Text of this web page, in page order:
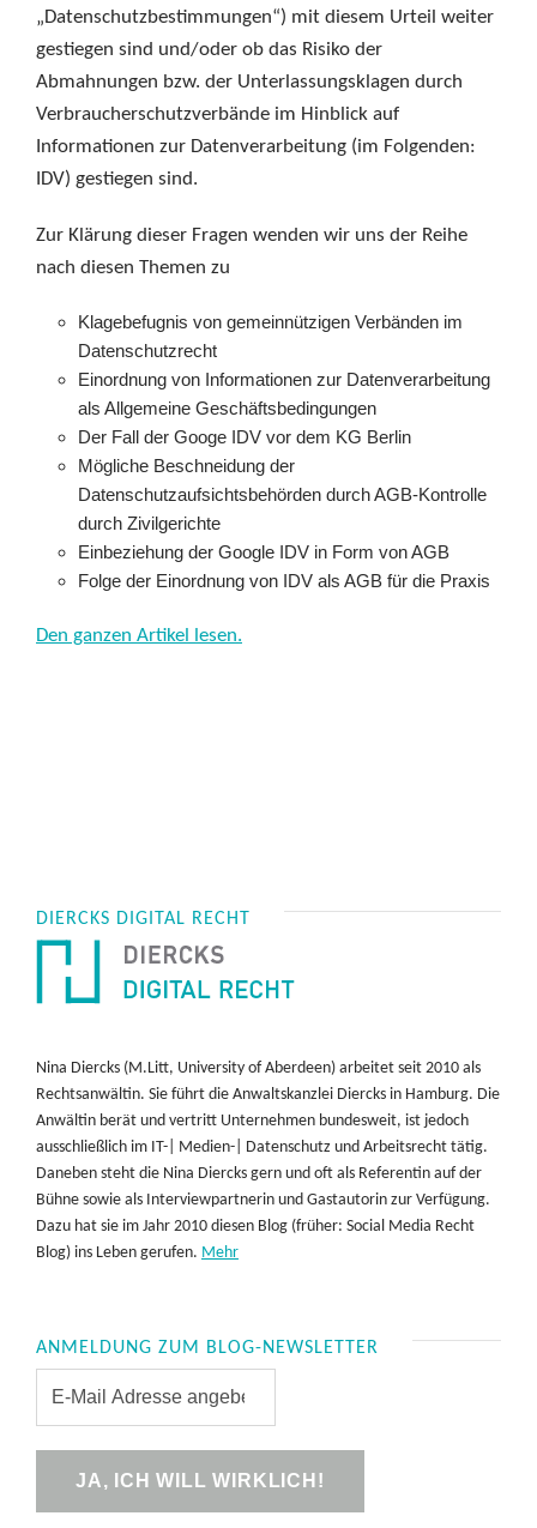
„Datenschutzbestimmungen“) mit diesem Urteil weiter
gestiegen sind und/oder ob das Risiko der
Abmahnungen bzw. der Unterlassungsklagen durch
Verbraucherschutzverbände im Hinblick auf
Informationen zur Datenverarbeitung (im Folgenden:
IDV) gestiegen sind.
Zur Klärung dieser Fragen wenden wir uns der Reihe
nach diesen Themen zu
Klagebefugnis von gemeinnützigen Verbänden im
Datenschutzrecht
Einordnung von Informationen zur Datenverarbeitung
als Allgemeine Geschäftsbedingungen
Der Fall der Googe IDV vor dem KG Berlin
Mögliche Beschneidung der
Datenschutzaufsichtsbehörden durch AGB-Kontrolle
durch Zivilgerichte
Einbeziehung der Google IDV in Form von AGB
Folge der Einordnung von IDV als AGB für die Praxis
Den ganzen Artikel lesen.
DIERCKS DIGITAL RECHT
Nina Diercks (M.Litt, University of Aberdeen) arbeitet seit 2010 als
Rechtsanwältin. Sie führt die Anwaltskanzlei Diercks in Hamburg. Die
Anwältin berät und vertritt Unternehmen bundesweit, ist jedoch
ausschließlich im IT-| Medien-| Datenschutz und Arbeitsrecht tätig.
Daneben steht die Nina Diercks gern und oft als Referentin auf der
Bühne sowie als Interviewpartnerin und Gastautorin zur Verfügung.
Dazu hat sie im Jahr 2010 diesen Blog (früher: Social Media Recht
Blog) ins Leben gerufen. Mehr
ANMELDUNG ZUM BLOG-NEWSLETTER